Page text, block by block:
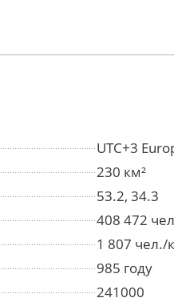
UTC+3
230 км²
53.2, 34.3
408 472
1 807 чел./
985 году
241000